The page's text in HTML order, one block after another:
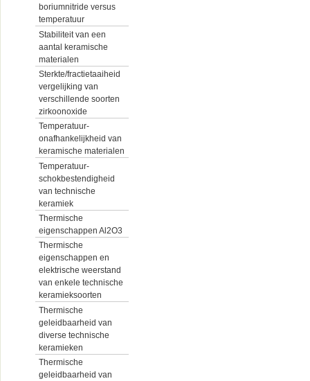
boriumnitride versus
temperatuur
Stabiliteit van een
aantal keramische
materialen
Sterkte/fractietaaiheid
vergelijking van
verschillende soorten
zirkoonoxide
Temperatuur-
onafhankelijkheid van
keramische materialen
Temperatuur-
schokbestendigheid
van technische
keramiek
Thermische
eigenschappen Al2O3
Thermische
eigenschappen en
elektrische weerstand
van enkele technische
keramieksoorten
Thermische
geleidbaarheid van
diverse technische
keramieken
Thermische
geleidbaarheid van